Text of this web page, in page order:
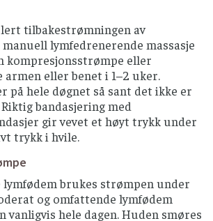
uten å sette for store
lymfesystem
dynamisk veksling mellom
avspenning, gjerne i takt med
med bandasjen eller
på - dette gir enda
tilbakestrømningen av
lymfedrenerende massasje
kompresjonsstrømpe eller
armen eller benet i 1–2 uker.
på hele døgnet så sant det ikke er
bandasjering med
gir vevet et høyt trykk under
trykk i hvile.
lymfødem brukes strømpen under
og omfattende lymfødem
vanligvis hele dagen. Huden smøres